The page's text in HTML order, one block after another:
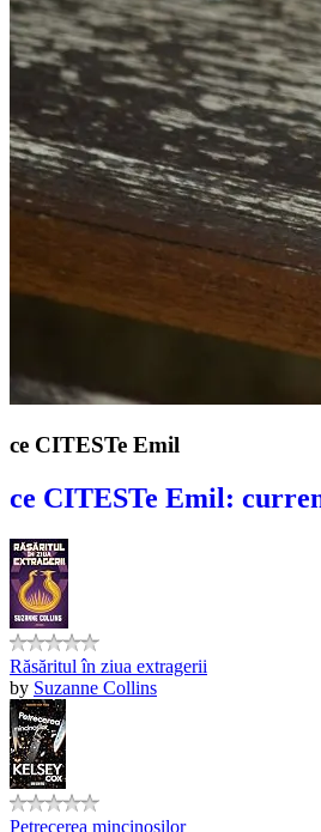
ce CITESTe Emil
ce CITESTe Emil:
Răsăritul în ziua extragerii
by Suzanne Collins
Petrecerea mincinoșilor